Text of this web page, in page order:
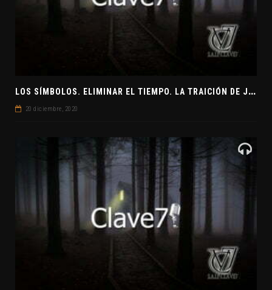
L
OS SÍMBOLOS. ELIMINAR EL TIEMPO. LA TRAICIÓN DE JUDAS
20 diciembre, 2020